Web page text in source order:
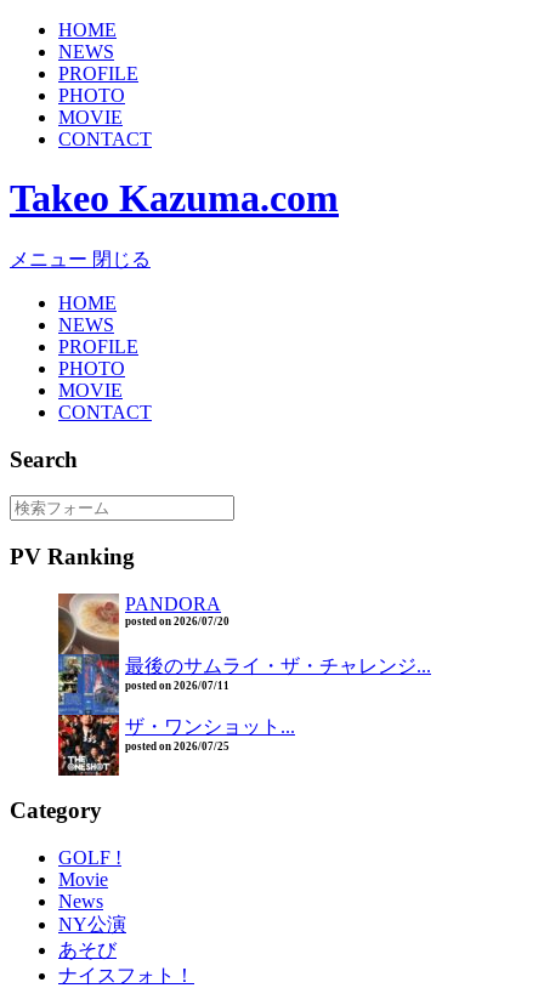
HOME
NEWS
PROFILE
PHOTO
MOVIE
CONTACT
Takeo Kazuma.com
メニュー 閉じる
HOME
NEWS
PROFILE
PHOTO
MOVIE
CONTACT
Search
PV Ranking
PANDORA
posted on 2026/07/20
最後のサムライ・ザ・チャレンジ...
posted on 2026/07/11
ザ・ワンショット...
posted on 2026/07/25
Category
GOLF !
Movie
News
NY公演
あそび
ナイスフォト！